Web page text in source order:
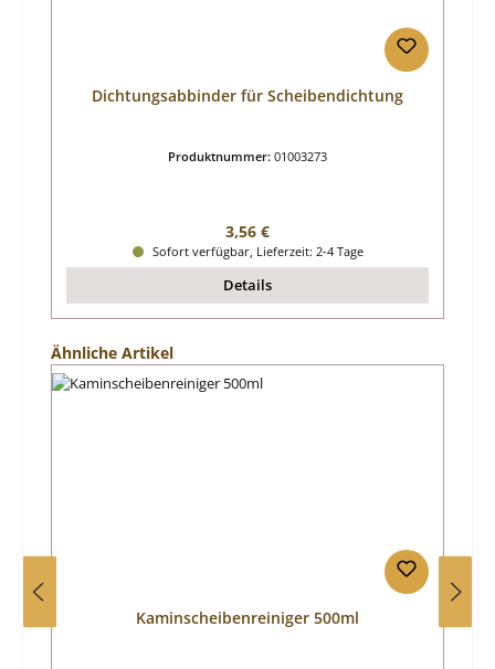
Dichtungsabbinder für Scheibendichtung
Produktnummer: 01003273
Regulärer Preis:
3,56 €
Sofort verfügbar, Lieferzeit: 2-4 Tage
Details
Produktgalerie überspringen
Ähnliche Artikel
Kaminscheibenreiniger 500ml